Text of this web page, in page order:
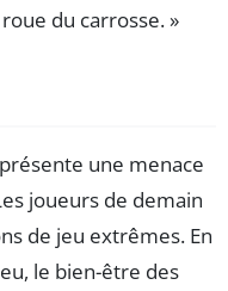
du carrosse. »
une menace
joueurs de demain
de jeu extrêmes. En
le bien-être des